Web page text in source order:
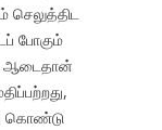
செலுத்திட
போகும்
ஆடைதான்
கொண்டு